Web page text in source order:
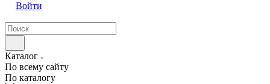
Войти
Каталог
По всему сайту
По каталогу